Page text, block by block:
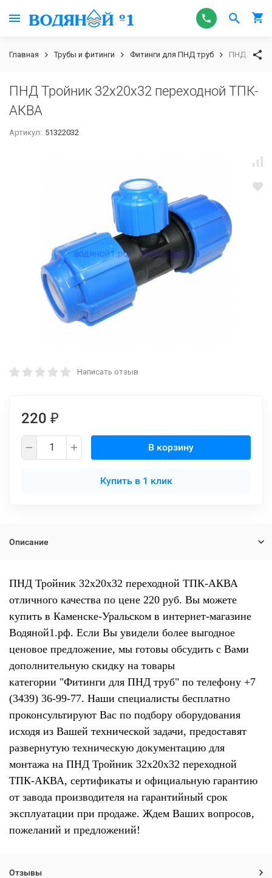
Главная Трубы и фитинги Фитинги для ПНД труб ПНД
ПНД Тройник 32х20х32 переходной ТПК-
АКВА
Артикул: 51322032
Написать отзыв
220 ₽
В корзину
Купить в 1 клик
Описание
ПНД Тройник 32х20х32 переходной ТПК-АКВА
отличного качества по цене 220 руб. Вы можете
купить в Каменске-Уральском в интернет-магазине
Водяной1.рф. Если Вы увидели более выгодное
ценовое предложение, мы готовы обсудить с Вами
дополнительную скидку на товары
категории "Фитинги для ПНД труб" по телефону +7
(3439) 36-99-77. Наши специалисты бесплатно
проконсультируют Вас по подбору оборудования
исходя из Вашей технической задачи, предоставят
развернутую техническую документацию для
монтажа на ПНД Тройник 32х20х32 переходной
ТПК-АКВА, сертификаты и официальную гарантию
от завода производителя на гарантийный срок
эксплуатации при продаже. Ждем Ваших вопросов,
пожеланий и предложений!
Отзывы